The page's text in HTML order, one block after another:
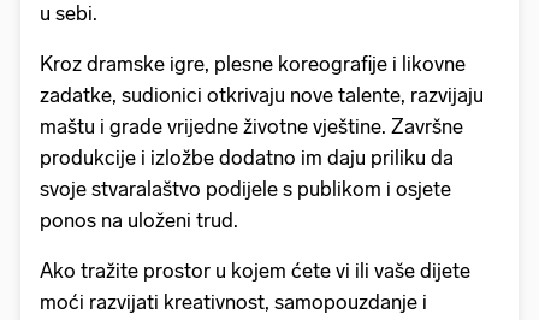
u sebi.
Kroz dramske igre, plesne koreografije i likovne
zadatke, sudionici otkrivaju nove talente, razvijaju
maštu i grade vrijedne životne vještine. Završne
produkcije i izložbe dodatno im daju priliku da
svoje stvaralaštvo podijele s publikom i osjete
ponos na uloženi trud.
Ako tražite prostor u kojem ćete vi ili vaše dijete
moći razvijati kreativnost, samopouzdanje i